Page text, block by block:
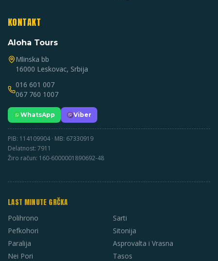
KONTAKT
Aloha Tours
Mlinska bb
16000 Leskovac, Srbija
016 601 007
067 760 1007
WhatsApp Viber
PIB: 114109904 · MB: 67330919
Delatnost: 7911
Žiro račun: 160-6000001890692-48
LAST MINUTE GRČKA
Polihrono
Pefkohori
Paralija
Nei Pori
Sarti
Sitonija
Asprovalta i Vrasna
Tasos